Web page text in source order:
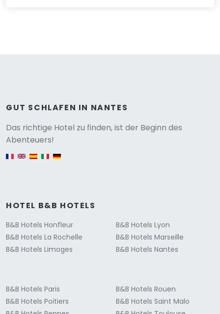
GUT SCHLAFEN IN NANTES
Das richtige Hotel zu finden, ist der Beginn des
Abenteuers!
HOTEL B&B HOTELS
B&B Hotels Honfleur
B&B Hotels La Rochelle
B&B Hotels Limoges
B&B Hotels Lyon
B&B Hotels Marseille
B&B Hotels Nantes
B&B Hotels Paris
B&B Hotels Poitiers
B&B Hotels Rouen
B&B Hotels Saint Malo